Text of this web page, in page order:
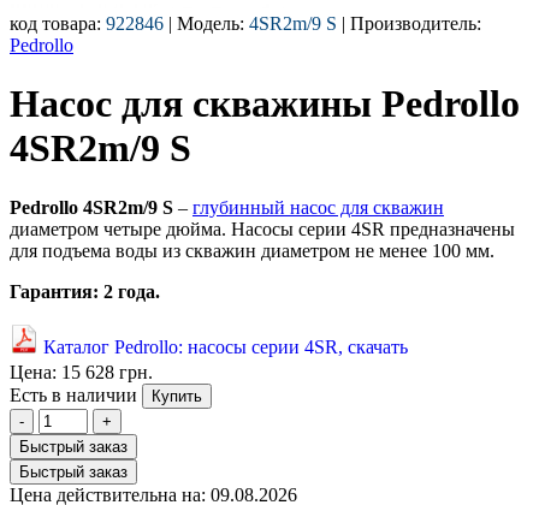
код товара: 922846 | Модель: 4SR2m/9 S | Производитель:
Pedrollo
Насос для скважины Pedrollo
4SR2m/9 S
Pedrollo 4SR2m/9 S – глубинный насос для скважин
диаметром четыре дюйма. Насосы серии 4SR предназначены
для подъема воды из скважин диаметром не менее 100 мм.
Гарантия: 2 года.
Каталог Pedrollo: насосы серии 4SR, скачать
Цена: 15 628 грн.
Есть в наличии
Купить
-
+
Быстрый заказ
Быстрый заказ
Цена действительна на: 09.08.2026